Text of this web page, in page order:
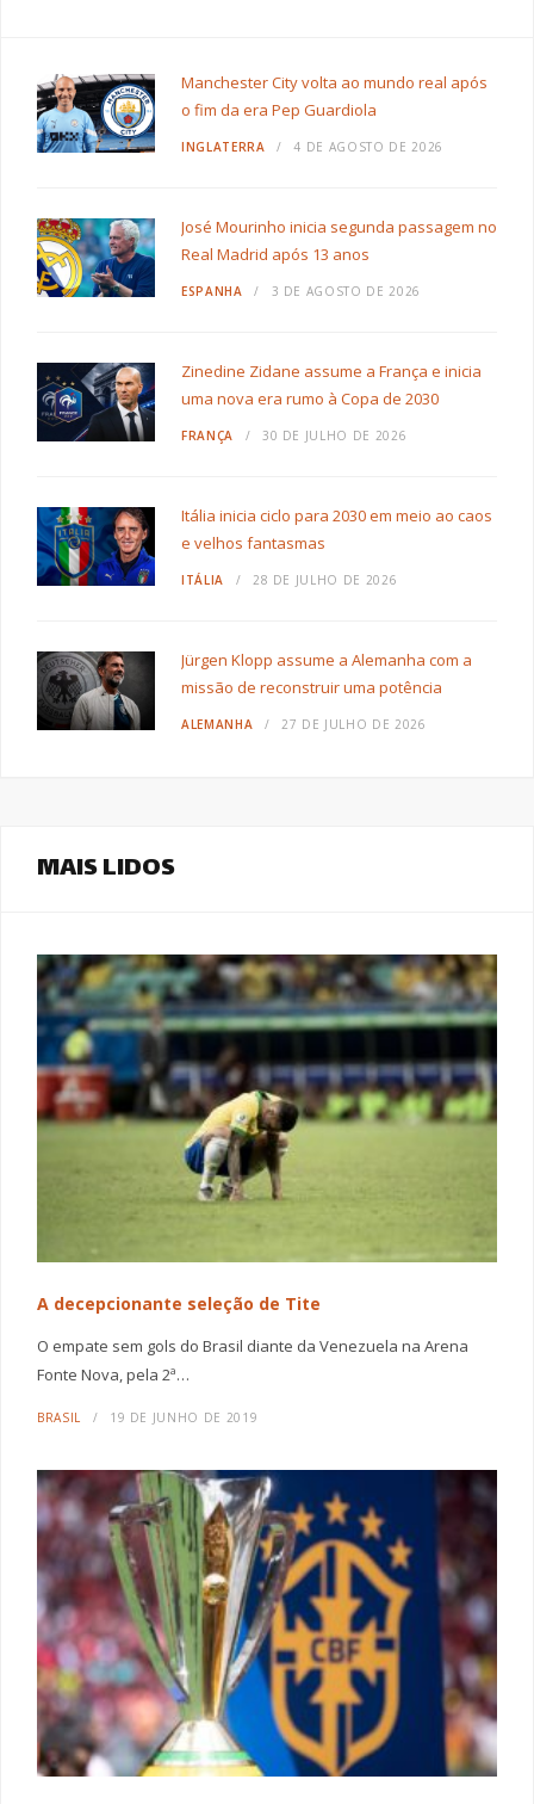
Manchester City volta ao mundo real após
o fim da era Pep Guardiola
INGLATERRA 4 DE AGOSTO DE 2026
José Mourinho inicia segunda passagem no
Real Madrid após 13 anos
ESPANHA 3 DE AGOSTO DE 2026
Zinedine Zidane assume a França e inicia
uma nova era rumo à Copa de 2030
FRANÇA 30 DE JULHO DE 2026
Itália inicia ciclo para 2030 em meio ao caos
e velhos fantasmas
ITÁLIA 28 DE JULHO DE 2026
Jürgen Klopp assume a Alemanha com a
missão de reconstruir uma potência
ALEMANHA 27 DE JULHO DE 2026
MAIS LIDOS
A decepcionante seleção de Tite
O empate sem gols do Brasil diante da Venezuela na Arena
Fonte Nova, pela 2ª…
BRASIL 19 DE JUNHO DE 2019